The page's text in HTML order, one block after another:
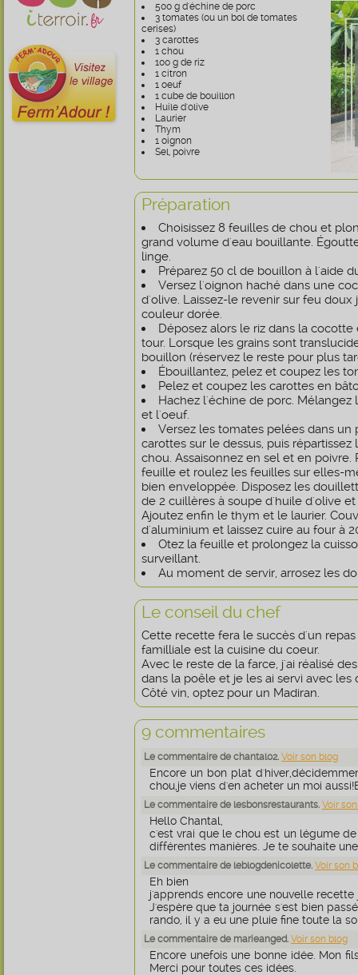
500 g d'échine de porc
3 tomates (ou un bol de tomates
cerises)
3 carottes
1 chou
100 g de riz
1 citron
1 oeuf
1 cube de bouillon
Huile d'olive
Laurier
Thym
1 oignon
Sel, poivre
Préparation
Choisissez 8 feuilles de chou et
grand volume d'eau bouillante.
linge.
Préparez 50 cl de bouillon à l'aide
Versez l'oignon haché dans une
d'olive. Laissez-le revenir sur feu
couleur dorée.
Déposez alors le riz dans la
tour. Lorsque les grains sont
bouillon (réservez le reste pour plus
Ébouillantez, pelez et coupez les
Pelez et coupez les carottes en
Hachez l'échine de porc. Mélangez
et l'oeuf.
Versez les tomates pelées dans un
carottes sur le dessus, puis
chou. Assaisonnez en sel et en poivre.
feuille et roulez les feuilles sur elles-
bien enveloppée. Disposez les
de 2 cuillères à soupe d'huile d'olive
Ajoutez enfin le thym et le laurier.
d'aluminium et laissez cuire au four à
Otez la feuille et prolongez la
surveillant.
Au moment de servir, arrosez les
Le conseil du chef
Cette recette fera le succès d'un
familliale est la cuisine du coeur.
Avec le reste de la farce, j'ai réalisé
dans la poêle et je les ai servi avec les
Côté vin, optez pour un Madiran.
9 commentaires
Le commentaire de chantal02. Voir son blog
Encore un bon plat
chou,je viens d'en acheter un moi
Le commentaire de lesbonsrestaurants. Voir
Hello Chantal,
c'est vrai que le chou est un légume
différentes manières. Je te souhaite
Le commentaire de leblogdenicolette. Voir son
Eh bien
j'apprends encore une nouvelle
J'espère que ta journée s'est bien
rando, il y a eu une pluie fine toute la
Le commentaire de marieanged. Voir son blog
Encore unefois une bonne idée. Mon
Merci pour toutes ces idées.